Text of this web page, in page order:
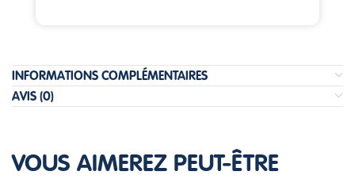
INFORMATIONS COMPLÉMENTAIRES
AVIS (0)
VOUS AIMEREZ PEUT-ÊTRE